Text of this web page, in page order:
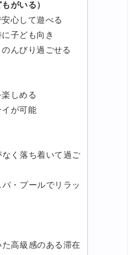
がいる）
心して遊べる
子ども向き
んびり過ごせる
しめる
イが可能
く落ち着いて過ご
・プールでリラッ
高級感のある滞在